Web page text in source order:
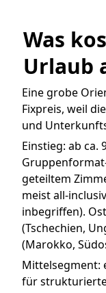
Was
Urlaub
Eine grobe
Fixpreis, weil
und
Einstieg: ab ca.
geteiltem
meist all-
inbegriffen).
(Tschechien,
(Marokko,
Mittelsegment:
für